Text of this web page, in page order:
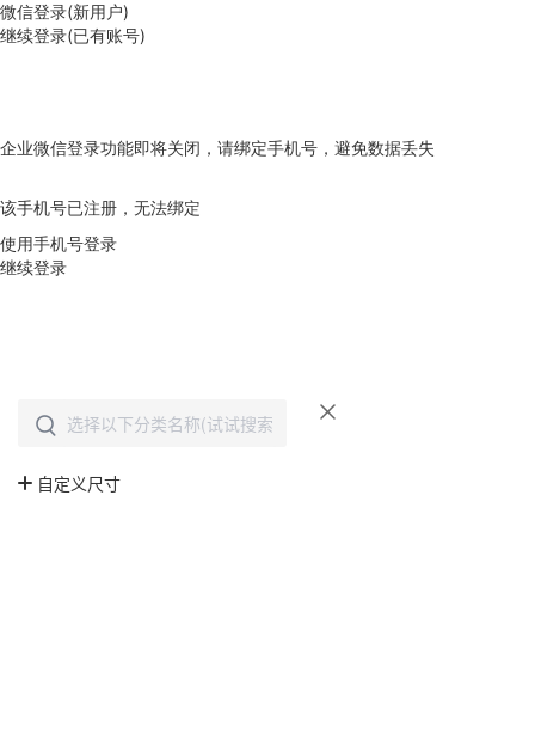
微信登录(新用户)
继续登录(已有账号)
企业微信登录功能即将关闭，请绑定手机号，避免数据丢失
该手机号已注册，无法绑定
使用手机号登录
继续登录